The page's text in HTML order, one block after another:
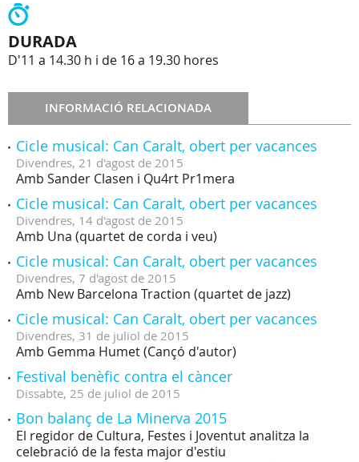
DURADA
D'11 a 14.30 h i de 16 a 19.30 hores
INFORMACIÓ RELACIONADA
Cicle musical: Can Caralt, obert per vacances
Divendres, 21 d'agost de 2015
Amb Sander Clasen i Qu4rt Pr1mera
Cicle musical: Can Caralt, obert per vacances
Divendres, 14 d'agost de 2015
Amb Una (quartet de corda i veu)
Cicle musical: Can Caralt, obert per vacances
Divendres, 7 d'agost de 2015
Amb New Barcelona Traction (quartet de jazz)
Cicle musical: Can Caralt, obert per vacances
Divendres, 31 de juliol de 2015
Amb Gemma Humet (Cançó d'autor)
Festival benèfic contra el càncer
Dissabte, 25 de juliol de 2015
Bon balanç de La Minerva 2015
El regidor de Cultura, Festes i Joventut analitza la
celebració de la festa major d'estiu